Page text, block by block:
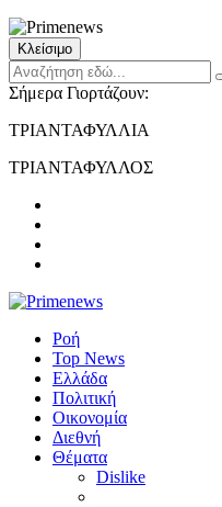
Κλείσιμο
Σήμερα Γιορτάζουν:
ΤΡΙΑΝΤΑΦΥΛΛΙΑ
ΤΡΙΑΝΤΑΦΥΛΛΟΣ
Ροή
Top News
Ελλάδα
Πολιτική
Οικονομία
Διεθνή
Θέματα
Dislike